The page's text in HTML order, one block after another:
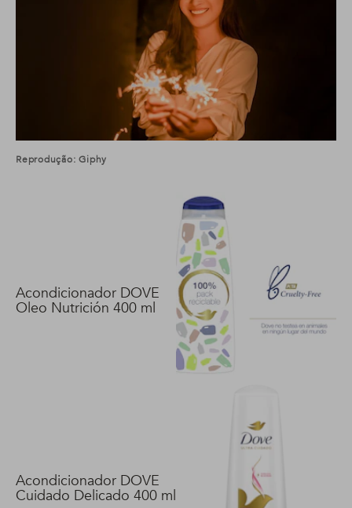
Reprodução: Giphy
Acondicionador DOVE
Oleo Nutrición 400 ml
Acondicionador DOVE
Cuidado Delicado 400 ml